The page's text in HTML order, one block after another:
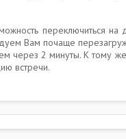
переключиться на
Вам почаще
через 2 минуты. К тому
встречи.